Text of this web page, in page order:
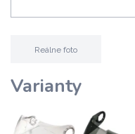
Reálne foto
Varianty